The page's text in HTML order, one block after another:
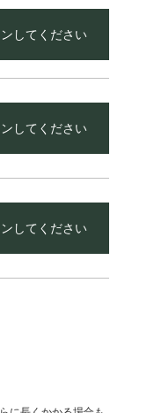
してください
してください
してください